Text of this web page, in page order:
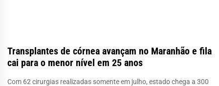
Transplantes de córnea avançam no Maranhão e fila
cai para o menor nível em 25 anos
Com 62 cirurgias realizadas somente em julho, estado chega a 300